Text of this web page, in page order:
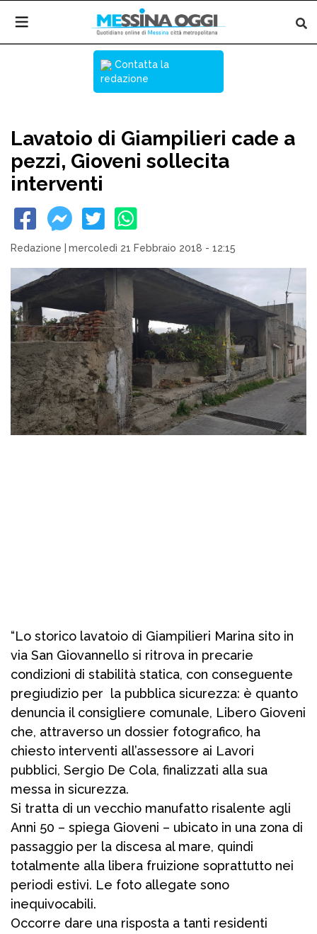
Contatta la
redazione
Lavatoio di Giampilieri cade a
pezzi, Gioveni sollecita
interventi
Redazione mercoledì 21 Febbraio 2018 - 12:15
“Lo storico lavatoio di Giampilieri Marina sito in
via San Giovannello si ritrova in precarie
condizioni di stabilità statica, con conseguente
pregiudizio per la pubblica sicurezza: è quanto
denuncia il consigliere comunale, Libero Gioveni
che, attraverso un dossier fotografico, ha
chiesto interventi all’assessore ai Lavori
pubblici, Sergio De Cola, finalizzati alla sua
messa in sicurezza.
Si tratta di un vecchio manufatto risalente agli
Anni 50 – spiega Gioveni – ubicato in una zona di
passaggio per la discesa al mare, quindi
totalmente alla libera fruizione soprattutto nei
periodi estivi. Le foto allegate sono
inequivocabili.
Occorre dare una risposta a tanti residenti